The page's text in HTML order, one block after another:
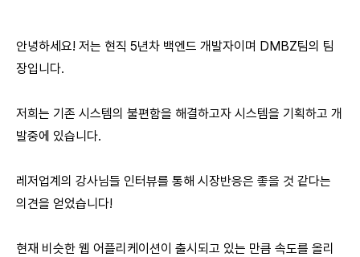
안녕하세요! 저는 현직 5년차 백엔드 개발자이며 DMBZ팀의 팀
장입니다.
저희는 기존 시스템의 불편함을 해결하고자 시스템을 기획하고 개
발중에 있습니다.
레저업계의 강사님들 인터뷰를 통해 시장반응은 좋을 것 같다는
의견을 얻었습니다!
현재 비슷한 웹 어플리케이션이 출시되고 있는 만큼 속도를 올리